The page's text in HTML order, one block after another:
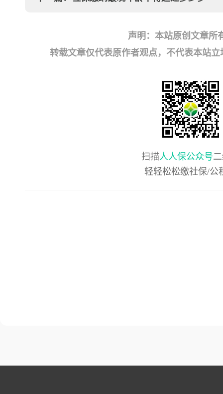
声明：本站原创文章所
转载文章仅代表原作者观点，不代表本站
扫描人人保公众号
轻轻松松缴社保/公